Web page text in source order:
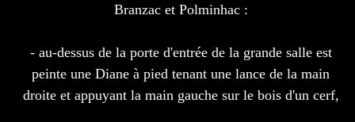
Branzac et Polminhac :
- au-dessus de la porte d'entrée de la grande salle est
peinte une Diane à pied tenant une lance de la main
droite et appuyant la main gauche sur le bois d'un cerf,